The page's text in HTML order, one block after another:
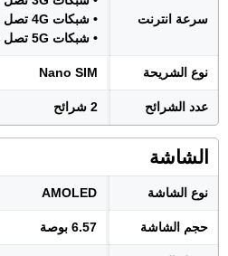
سرعة انترنت
• شبكات 4G تصل حتى 800 ميجابت
• شبكات 5G تصل حتى 3.2 جيجابت
نوع الشريحة Nano SIM
عدد الشرائح 2 شرائح
الشاشة
نوع الشاشة AMOLED
حجم الشاشة 6.57 بوصة